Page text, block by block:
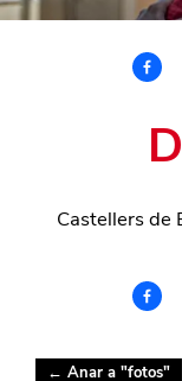
Castellers de
← Anar a "fotos"